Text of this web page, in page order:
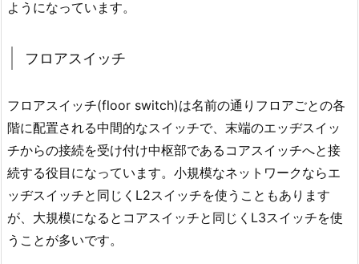
ようになっています。
フロアスイッチ
フロアスイッチ(floor switch)は名前の通りフロアごとの各
階に配置される中間的なスイッチで、末端のエッヂスイッ
チからの接続を受け付け中枢部であるコアスイッチへと接
続する役目になっています。小規模なネットワークならエ
ッヂスイッチと同じくL2スイッチを使うこともあります
が、大規模になるとコアスイッチと同じくL3スイッチを使
うことが多いです。